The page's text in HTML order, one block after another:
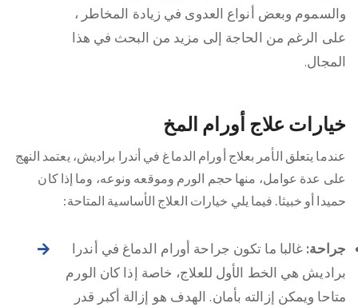
والسموم وبعض أنواع العدوى في زيادة المخاطر ،
على الرغم من الحاجة إلى مزيد من البحث في هذا
المجال.
خيارات علاج أورام المخ
عندما يتعلق الأمر بعلاج أورام الدماغ في أندرا براديش، يعتمد النهج
على عدة عوامل، منها حجم الورم وموقعه ونوعه، وما إذا كان
حميدا أو خبيثا. فيما يلي خيارات العلاج الأساسية المتاحة:
جراحة: غالبا ما تكون جراحة أورام الدماغ في أندرا
براديش هي الخط الأول للعلاج، خاصة إذا كان الورم
متاحا ويمكن إزالته بأمان. الهدف هو إزالة أكبر قدر